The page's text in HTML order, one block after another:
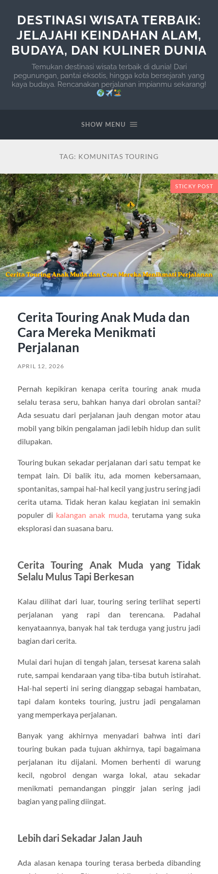
DESTINASI WISATA TERBAIK:
JELAJAHI KEINDAHAN ALAM,
BUDAYA, DAN KULINER DUNIA
Temukan destinasi wisata terbaik di dunia! Dari
pegunungan, pantai eksotis, hingga kota bersejarah yang
kaya budaya. Rencanakan perjalanan impianmu sekarang!
SHOW MENU
TAG: KOMUNITAS TOURING
STICKY POST
Cerita Touring Anak Muda dan
Cara Mereka Menikmati
Perjalanan
APRIL 12, 2026
Pernah kepikiran kenapa cerita touring anak muda
selalu terasa seru, bahkan hanya dari obrolan santai?
Ada sesuatu dari perjalanan jauh dengan motor atau
mobil yang bikin pengalaman jadi lebih hidup dan sulit
dilupakan.
Touring bukan sekadar perjalanan dari satu tempat ke
tempat lain. Di balik itu, ada momen kebersamaan,
spontanitas, sampai hal-hal kecil yang justru sering jadi
cerita utama. Tidak heran kalau kegiatan ini semakin
populer di kalangan anak muda, terutama yang suka
eksplorasi dan suasana baru.
Cerita Touring Anak Muda yang Tidak
Selalu Mulus Tapi Berkesan
Kalau dilihat dari luar, touring sering terlihat seperti
perjalanan yang rapi dan terencana. Padahal
kenyataannya, banyak hal tak terduga yang justru jadi
bagian dari cerita.
Mulai dari hujan di tengah jalan, tersesat karena salah
rute, sampai kendaraan yang tiba-tiba butuh istirahat.
Hal-hal seperti ini sering dianggap sebagai hambatan,
tapi dalam konteks touring, justru jadi pengalaman
yang memperkaya perjalanan.
Banyak yang akhirnya menyadari bahwa inti dari
touring bukan pada tujuan akhirnya, tapi bagaimana
perjalanan itu dijalani. Momen berhenti di warung
kecil, ngobrol dengan warga lokal, atau sekadar
menikmati pemandangan pinggir jalan sering jadi
bagian yang paling diingat.
Lebih dari Sekadar Jalan Jauh
Ada alasan kenapa touring terasa berbeda dibanding